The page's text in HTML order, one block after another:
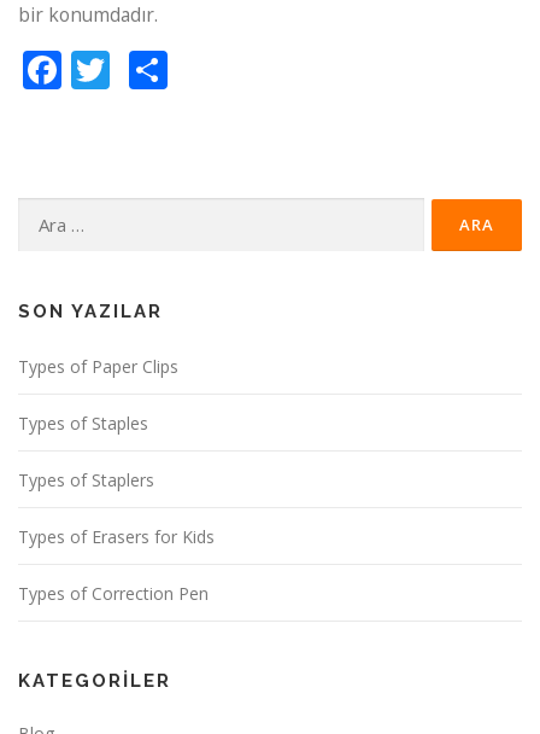
bir konumdadır.
Facebook
Twitter
Arama:
SON YAZILAR
Types of Paper Clips
Types of Staples
Types of Staplers
Types of Erasers for Kids
Types of Correction Pen
KATEGORILER